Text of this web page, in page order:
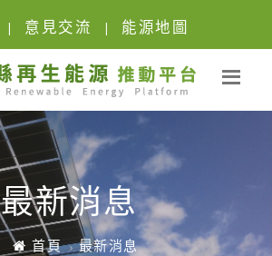
| 意見交流 | 能源地圖
最新消息
首頁 最新消息